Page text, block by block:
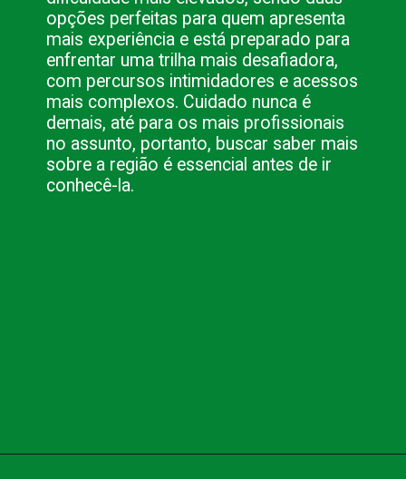
opções perfeitas para quem apresenta
mais experiência e está preparado para
enfrentar uma trilha mais desafiadora,
com percursos intimidadores e acessos
mais complexos. Cuidado nunca é
demais, até para os mais profissionais
no assunto, portanto, buscar saber mais
sobre a região é essencial antes de ir
conhecê-la.